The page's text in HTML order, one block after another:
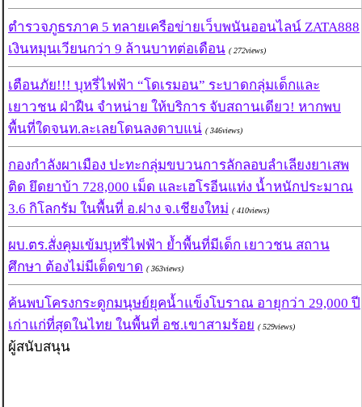
ตำรวจภูธรภาค 5 ทลายเครือข่ายเว็บพนันออนไลน์ ZATA888
เงินหมุนเวียนกว่า 9 ล้านบาทต่อเดือน ( 272views)
เตือนภัย!!! บุหรี่ไฟฟ้า “โดเรมอน” ระบาดกลุ่มเด็กและ
เยาวชน ฝ่าฝืน จำหน่าย ให้บริการ จับสถานเดียว! หากพบ
พื้นที่ใดจนท.ละเลยโดนลงดาบแน่ ( 346views)
กองกำลังผาเมือง ปะทะกลุ่มขบวนการลักลอบลำเลียงยาเสพ
ติด ยึดยาบ้า 728,000 เม็ด และเฮโรอีนแท่ง น้ำหนักประมาณ
3.6 กิโลกรัม ในพื้นที่ อ.ฝาง จ.เชียงใหม่ ( 410views)
ผบ.ตร.สั่งคุมเข้มบุหรี่ไฟฟ้า ย้ำพื้นที่มีเด็ก เยาวชน สถาน
ศึกษา ต้องไม่มีเด็ดขาด ( 363views)
ค้นพบโครงกระดูกมนุษย์ยุคน้ำแข็งโบราณ อายุกว่า 29,000 ปี
เก่าแก่ที่สุดในไทย ในพื้นที่ อช.เขาสามร้อย ( 529views)
ผู้สนับสนุน